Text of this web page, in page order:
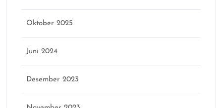
Oktober 2025
Juni 2024
Desember 2023